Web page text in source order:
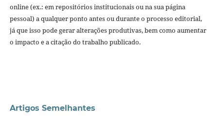
online (ex.: em repositórios institucionais ou na sua página
pessoal) a qualquer ponto antes ou durante o processo editorial,
já que isso pode gerar alterações produtivas, bem como aumentar
o impacto e a citação do trabalho publicado.
Artigos Semelhantes